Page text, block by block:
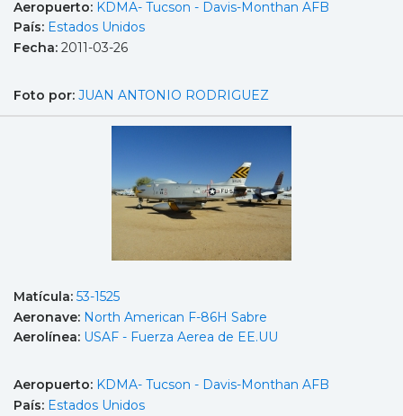
Aeropuerto: KDMA- Tucson - Davis-Monthan AFB
País: Estados Unidos
Fecha: 2011-03-26
Foto por: JUAN ANTONIO RODRIGUEZ
Matícula: 53-1525
Aeronave: North American F-86H Sabre
Aerolínea: USAF - Fuerza Aerea de EE.UU
Aeropuerto: KDMA- Tucson - Davis-Monthan AFB
País: Estados Unidos